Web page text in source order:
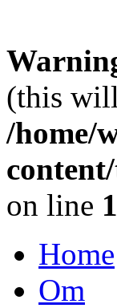
(this
/home/
on line
Home
Om